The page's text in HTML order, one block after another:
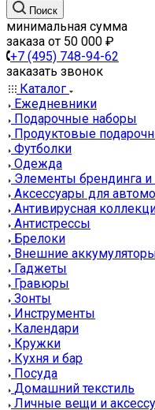
Поиск
минимальная сумма
заказа от 50 000 ₽
+7 (495) 748-94-62
заказать звонок
Каталог
Ежедневники
Подарочные наборы
Продуктовые
Футболки
Одежда
Элементы брендинга и
Аксессуары для
Антивирусная
Антистрессы
Брелоки
Внешние
Гаджеты
Гравюры
Зонты
Инструменты
Календари
Кружки
Кухня и бар
Посуда
Домашний текстиль
Личные вещи и